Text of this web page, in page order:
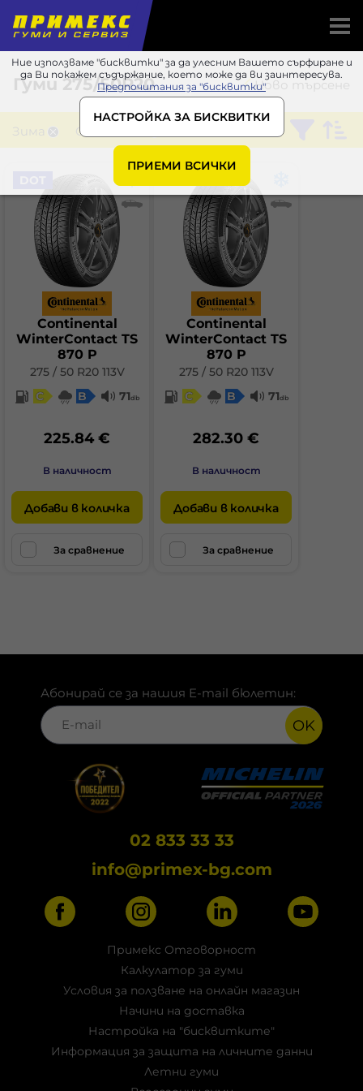
Ние използваме "бисквитки" за да улесним Вашето сърфиране и
да Ви покажем съдържание, което може да ви заинтересува.
Предпочитания за "бисквитки"
НАСТРОЙКА ЗА БИСКВИТКИ
ПРИЕМИ ВСИЧКИ
Ново търсене
Гуми275/50R20
Зима Continental
Continental
WinterContact TS
870 P
275 / 50 R20 113V
C
B 71db
225.84 €
В наличност
Добави в количка
За сравнение
Continental
WinterContact TS
870 P
275 / 50 R20 113V
C
B 71db
282.30 €
В наличност
Добави в количка
За сравнение
Абонирай се за нашия E-mail бюлетин:
OK
02 833 33 33
info@primex-bg.com
Примекс Отговорност
Калкулатор за гуми
Условия за ползване на онлайн магазин
Начини на доставка
Настройка на "бисквитките"
Информация за защита на личните данни
Летни гуми